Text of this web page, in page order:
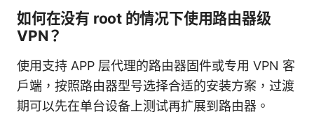
如何在没有 root 的情况下使用路由器级
VPN？
使用支持 APP 层代理的路由器固件或专用 VPN 客
户端，按照路由器型号选择合适的安装方案，过渡
期可以先在单台设备上测试再扩展到路由器。